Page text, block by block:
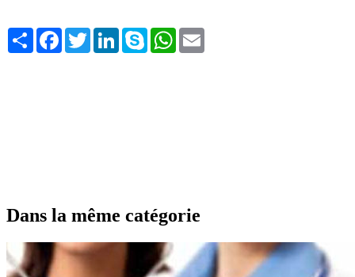
Share FacebookTwitterLinkedInSkype WhatsApp
Dans la même catégorie